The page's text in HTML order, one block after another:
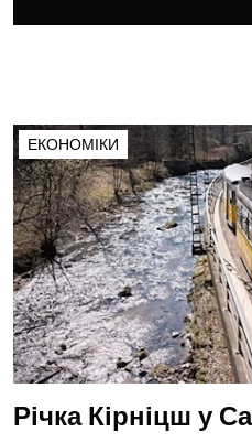
ЕКОНОМІКИ
Річка Кірніцш у